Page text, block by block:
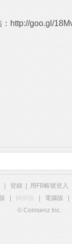
http://goo.gl/
登錄 用FB帳號登入
觸屏版 電腦版
© Comsenz Inc.